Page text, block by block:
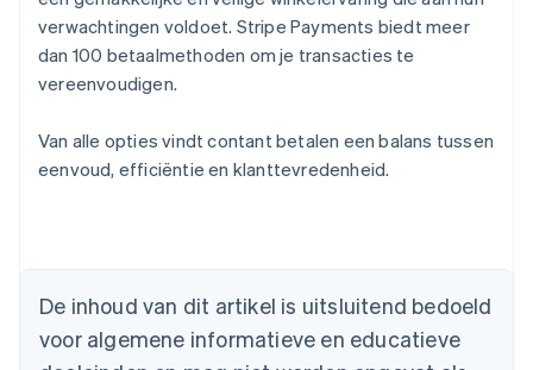
verwachtingen voldoet. Stripe Payments biedt meer
dan 100 betaalmethoden om je transacties te
vereenvoudigen.
Van alle opties vindt contant betalen een balans tussen
eenvoud, efficiëntie en klanttevredenheid.
De inhoud van dit artikel is uitsluitend bedoeld
voor algemene informatieve en educatieve
English
Nederlands FrançaisDeutschEnglish
Brazilië
Português